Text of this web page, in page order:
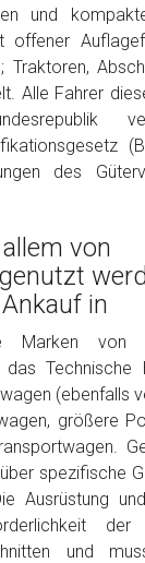
und
offener
Traktoren,
Alle Fahrer
des
von
in
Marken von
Technische
(ebenfalls
größere
spezifische
Ausrüstung
der
und